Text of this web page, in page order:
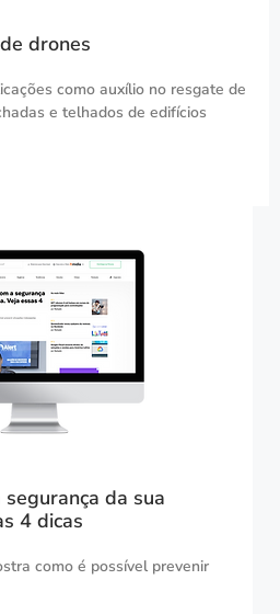
drones
como auxílio no resgate de
e telhados de edifícios
da sua
4 dicas
como é possível prevenir